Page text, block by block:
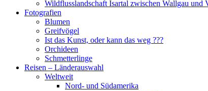
Wildflusslandschaft Isartal zwischen Wallgau und
Fotografien
Blumen
Greifvögel
Ist das Kunst, oder kann das weg ???
Orchideen
Schmetterlinge
Reisen – Länderauswahl
Weltweit
Nord- und Südamerika